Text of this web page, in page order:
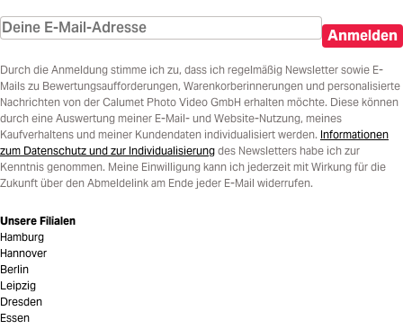
Anmelden
Durch die Anmeldung stimme ich zu, dass ich regelmäßig Newsletter sowie E-
Mails zu Bewertungsaufforderungen, Warenkorberinnerungen und personalisierte
Nachrichten von der Calumet Photo Video GmbH erhalten möchte. Diese können
durch eine Auswertung meiner E-Mail- und Website-Nutzung, meines
Kaufverhaltens und meiner Kundendaten individualisiert werden. Informationen
zum Datenschutz und zur Individualisierung des Newsletters habe ich zur
Kenntnis genommen. Meine Einwilligung kann ich jederzeit mit Wirkung für die
Zukunft über den Abmeldelink am Ende jeder E-Mail widerrufen.
Unsere Filialen
Hamburg
Hannover
Berlin
Leipzig
Dresden
Essen